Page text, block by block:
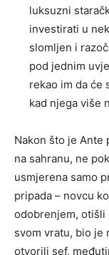
luksuzni
investirati u
slomljen i
pod jednim
rekao im da će
kad njega više
Nakon što je Ante
na sahranu, ne
usmjerena samo
pripada – novcu
odobrenjem, otišli
svom vratu, bio je
otvorili sef,